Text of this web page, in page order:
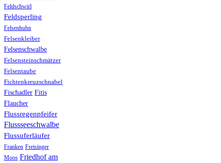
Feldschwirl
Feldsperling
Felsenhuhn
Felsenkleiber
Felsenschwalbe
Felsensteinschmätzer
Felsentaube
Fichtenkreuzschnabel
Fischadler Fitis
Flaucher
Flussregenpfeifer
Flussseeschwalbe
Flussuferläufer
Franken Freisinger
Moos Friedhof am